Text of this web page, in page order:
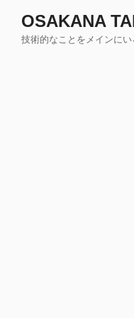
OSAKANA
技術的なことをメインに